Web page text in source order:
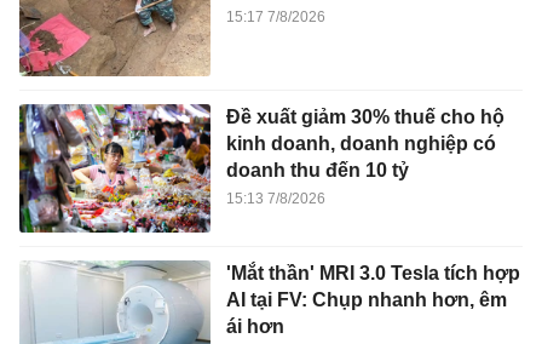
15:17 7/8/2026
Đề xuất giảm 30% thuế cho hộ
kinh doanh, doanh nghiệp có
doanh thu đến 10 tỷ
15:13 7/8/2026
'Mắt thần' MRI 3.0 Tesla tích hợp
AI tại FV: Chụp nhanh hơn, êm
ái hơn